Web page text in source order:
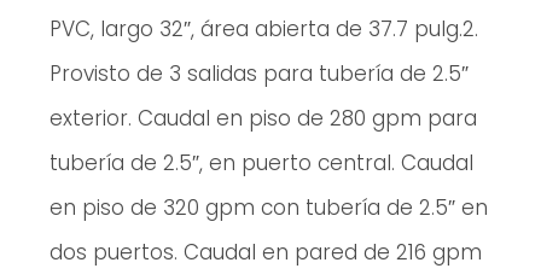
PVC, largo 32″, área abierta de 37.7 pulg.2.
Provisto de 3 salidas para tubería de 2.5″
exterior. Caudal en piso de 280 gpm para
tubería de 2.5″, en puerto central. Caudal
en piso de 320 gpm con tubería de 2.5″ en
dos puertos. Caudal en pared de 216 gpm